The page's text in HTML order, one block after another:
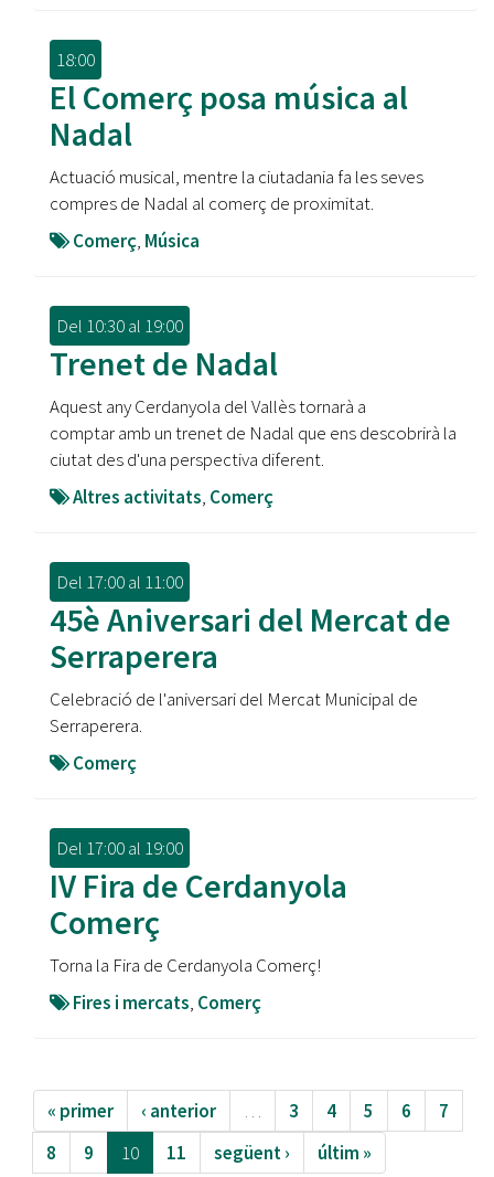
18:00
El Comerç posa música al
Nadal
Actuació musical, mentre la ciutadania fa les seves
compres de Nadal al comerç de proximitat.
Comerç, Música
Del 10:30al 19:00
Trenet de Nadal
Aquest any Cerdanyola del Vallès tornarà a
comptar amb un trenet de Nadal que ens descobrirà la
ciutat des d'una perspectiva diferent.
Altres activitats, Comerç
Del 17:00al 11:00
45è Aniversari del Mercat de
Serraperera
Celebració de l'aniversari del Mercat Municipal de
Serraperera.
Comerç
Del 17:00al 19:00
IV Fira de Cerdanyola
Comerç
Torna la Fira de Cerdanyola Comerç!
Fires i mercats, Comerç
« primer ‹ anterior … 3 4 5 6
7
8
9 10 11 següent › últim »